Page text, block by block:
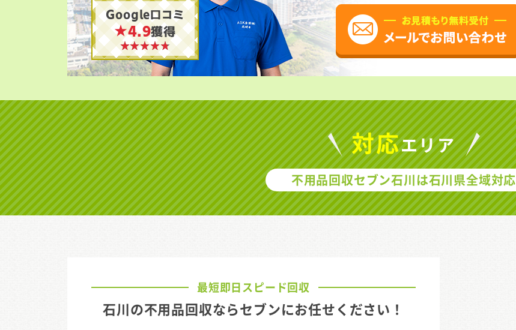
Google口コミ
★4.9獲得
対応エリア
不用品回収セブン石川は石川県全域対応
最短即日スピード回収
石川の不用品回収ならセブンにお任せください！